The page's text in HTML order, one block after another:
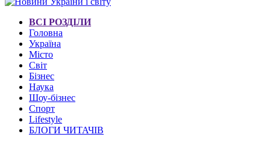
ВСІ РОЗДІЛИ
Головна
Україна
Місто
Світ
Бізнес
Наука
Шоу-бізнес
Спорт
Lifestyle
БЛОГИ ЧИТАЧІВ